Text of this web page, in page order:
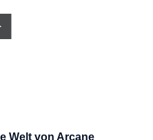
Welt von Arcane